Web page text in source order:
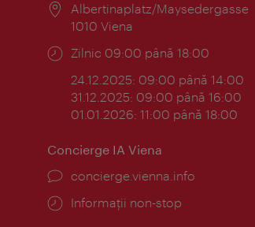
Locul:
Albertinaplatz/Maysedergasse
1010 Viena
Program:
Zilnic 09:00 până 18:00
24.12.2025: 09:00 până 14:00
31.12.2025: 09:00 până 16:00
01.01.2026: 11:00 până 18:00
Concierge IA Viena
concierge.vienna.info
Informații non-stop